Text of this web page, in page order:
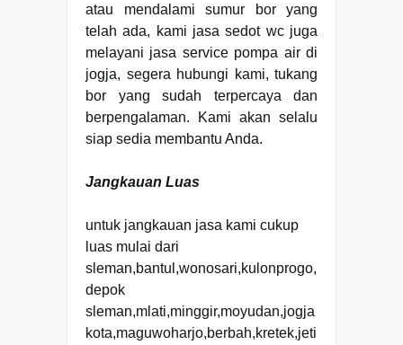
atau mendalami sumur bor yang
telah ada, kami jasa sedot wc juga
melayani jasa service pompa air di
jogja, segera hubungi kami, tukang
bor yang sudah terpercaya dan
berpengalaman. Kami akan selalu
siap sedia membantu Anda.
Jangkauan Luas
untuk jangkauan jasa kami cukup
luas mulai dari
sleman,bantul,wonosari,kulonprogo,
depok
sleman,mlati,minggir,moyudan,jogja
kota,maguwoharjo,berbah,kretek,jeti